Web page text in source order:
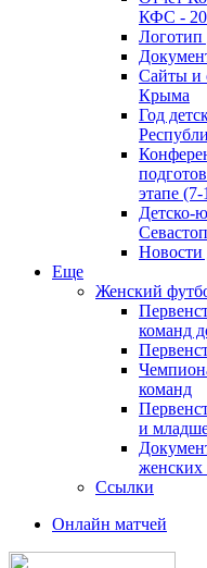
КФС -
Сайты и
Крыма
Год
этапе
Детско-
Новости
Еще
Женский
команд
команд
и
женских
Ссылки
Онлайн матчей